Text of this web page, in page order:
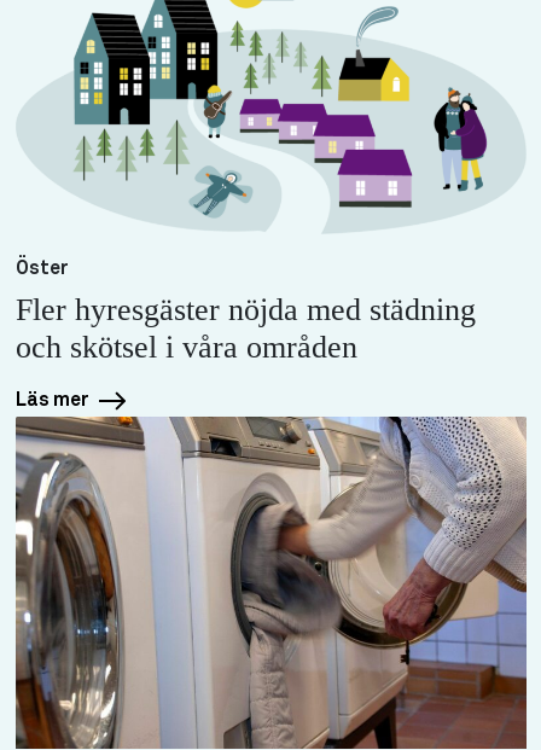
Öster
Fler hyresgäster nöjda med städning
och skötsel i våra områden
Läs mer